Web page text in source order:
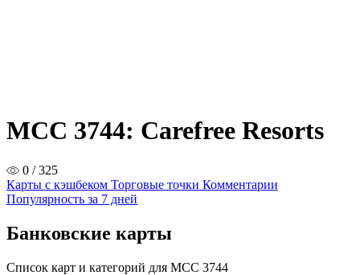
MCC 3744: Carefree Resorts
0 / 325
Карты с кэшбеком Торговые точки Комментарии
Популярность за 7 дней
Банковские карты
Список карт и категорий для MCC 3744